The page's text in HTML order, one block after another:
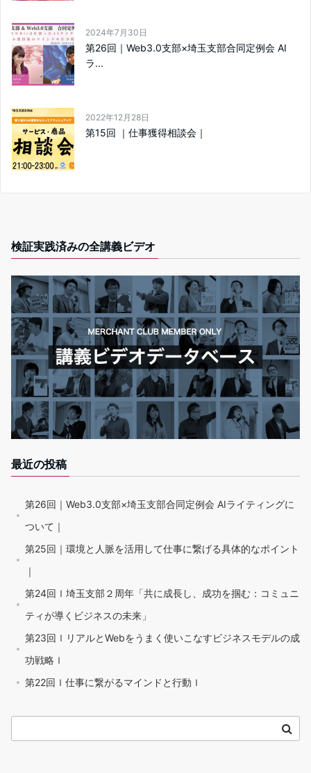
2024年7月30日
第26回｜Web3.0支部×埼玉支部合同定例会 AI
ラ...
2022年12月28日
第15回 ｜仕事獲得相談会｜
検証実践済みの全講義ビデオ
最近の投稿
第26回｜Web3.0支部×埼玉支部合同定例会 AIライティングに
ついて｜
第25回｜環境と人脈を活用して仕事に繋げる具体的なポイント
｜
第24回ｌ埼玉支部２周年「共に成長し、成功を掴む：コミュニ
ティが導くビジネスの未来」
第23回ｌリアルとWebをうまく使いこなすビジネスモデルの成
功戦略ｌ
第22回ｌ仕事に繋がるマインドと行動ｌ